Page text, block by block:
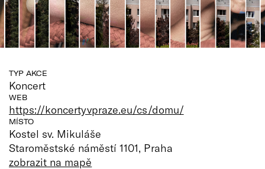
TYP AKCE
Koncert
WEB
https://koncertyvpraze.eu/cs/domu/
MÍSTO
Kostel sv. Mikuláše
Staroměstské náměstí 1101, Praha
zobrazit na mapě